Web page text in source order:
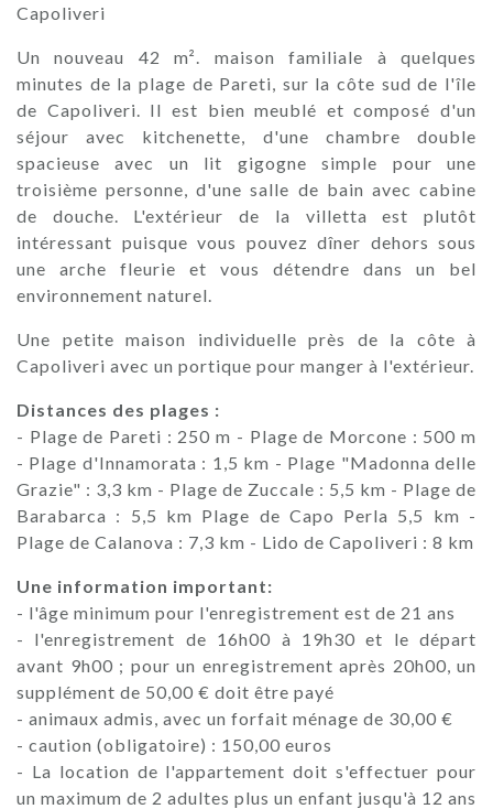
Capoliveri
Un nouveau 42 m². maison familiale à quelques
minutes de la plage de Pareti, sur la côte sud de l'île
de Capoliveri. Il est bien meublé et composé d'un
séjour avec kitchenette, d'une chambre double
spacieuse avec un lit gigogne simple pour une
troisième personne, d'une salle de bain avec cabine
de douche. L'extérieur de la villetta est plutôt
intéressant puisque vous pouvez dîner dehors sous
une arche fleurie et vous détendre dans un bel
environnement naturel.
Une petite maison individuelle près de la côte à
Capoliveri avec un portique pour manger à l'extérieur.
Distances des plages :
- Plage de Pareti : 250 m - Plage de Morcone : 500 m
- Plage d'Innamorata : 1,5 km - Plage "Madonna delle
Grazie" : 3,3 km - Plage de Zuccale : 5,5 km - Plage de
Barabarca : 5,5 km Plage de Capo Perla 5,5 km -
Plage de Calanova : 7,3 km - Lido de Capoliveri : 8 km
Une information important:
- l'âge minimum pour l'enregistrement est de 21 ans
- l'enregistrement de 16h00 à 19h30 et le départ
avant 9h00 ; pour un enregistrement après 20h00, un
supplément de 50,00 € doit être payé
- animaux admis, avec un forfait ménage de 30,00 €
- caution (obligatoire) : 150,00 euros
- La location de l'appartement doit s'effectuer pour
un maximum de 2 adultes plus un enfant jusqu'à 12 ans